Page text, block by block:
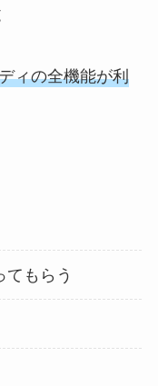
ィの全機能が利
てもらう